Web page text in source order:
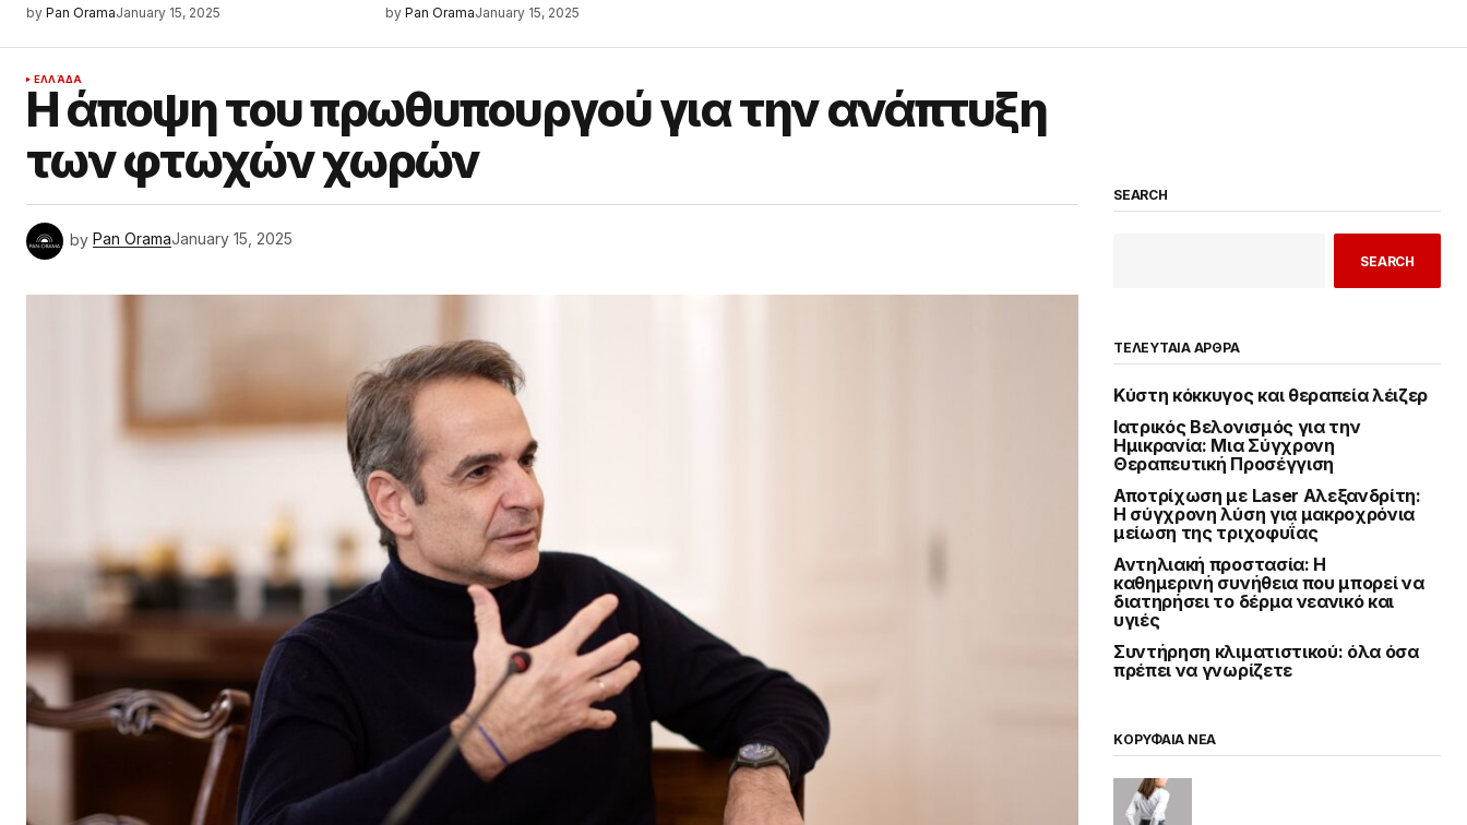
by Pan OramaJanuary 15, 2025 by Pan OramaJanuary 15, 2025
ΕΛΛΆΔΑ
Η άποψη του πρωθυπουργού για την ανάπτυξη
των φτωχών χωρών
by Pan OramaJanuary 15, 2025
SEARCH
SEARCH
ΤΕΛΕΥΤΑΙΑ ΑΡΘΡΑ
Κύστη κόκκυγος και θεραπεία λέιζερ
Ιατρικός Βελονισμός για την
Ημικρανία: Μια Σύγχρονη
Θεραπευτική Προσέγγιση
Αποτρίχωση με Laser Αλεξανδρίτη:
Η σύγχρονη λύση για μακροχρόνια
μείωση της τριχοφυΐας
Αντηλιακή προστασία: Η
καθημερινή συνήθεια που μπορεί να
διατηρήσει το δέρμα νεανικό και
υγιές
Συντήρηση κλιματιστικού: όλα όσα
πρέπει να γνωρίζετε
ΚΟΡΥΦΑΙΑ ΝΕΑ